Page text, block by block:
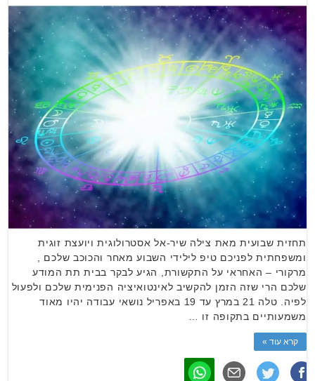
תחזית שבועית מאת צילה שיר-אל אסטרולוגית ויועצת זוגית
ומשפחתית לפניכם טיפ לילידי השבוע מאחר והכוכב שלכם ,
מרקורי – האחראי על התקשורת, הגיע לבקר בבית תת המודע
שלכם הרי שזה הזמן להקשיב לאינטואיציה הפנימית שלכם ולפעול
לפיה. טלה 21 במרץ עד 19 באפריל נושאי עבודה יהיו מאוד
משמעותיים בתקופה זו …
קרא עוד »